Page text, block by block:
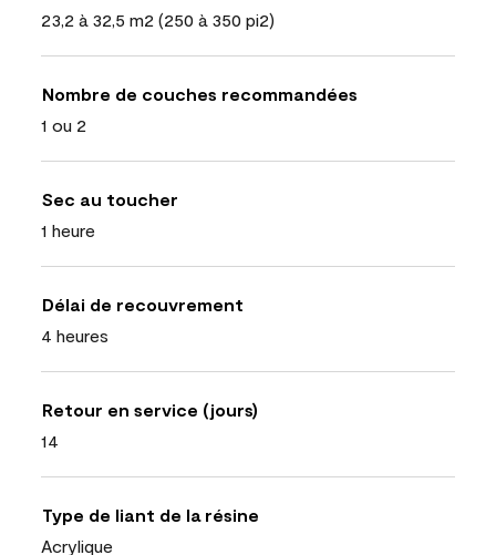
23,2 à 32,5 m2 (250 à 350 pi2)
Nombre de couches recommandées
1 ou 2
Sec au toucher
1 heure
Délai de recouvrement
4 heures
Retour en service (jours)
14
Type de liant de la résine
Acrylique